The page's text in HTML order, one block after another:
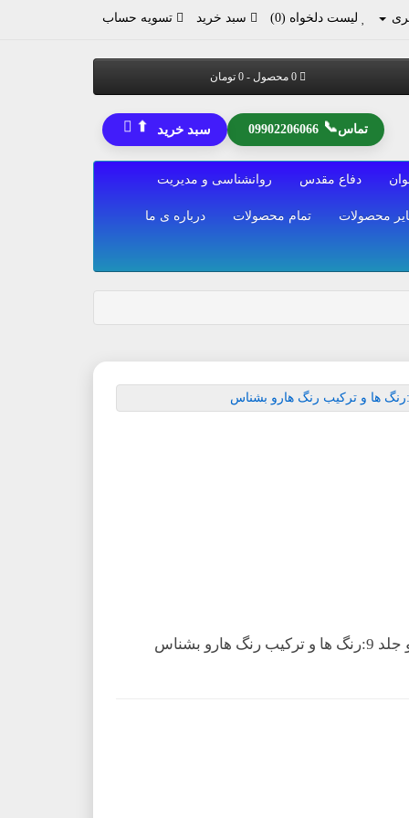
لیست دلخواه (0) سبد خرید تسویه حساب
0 محصول - 0 تومان
تماس📞
09902206066 سبد خرید ⬆
دفاع مقدس روانشناسی و مدیریت
محصولات تمام محصولات درباره ی ما
بشناس